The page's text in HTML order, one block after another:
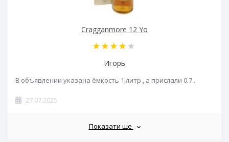
Cragganmore 12 Yo
Игорь
В объявлении указана ёмкость 1 литр , а прислали 0.7..
27.07.2025
Показати ще